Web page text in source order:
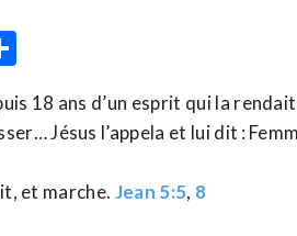
18 ans d’un esprit qui la
Jésus l’appela et lui dit :
et marche. Jean 5:5, 8